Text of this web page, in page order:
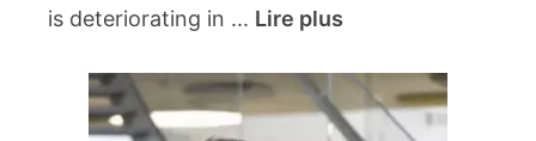
is deteriorating in ... Lire plus